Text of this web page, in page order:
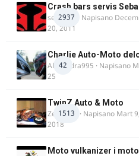
2937
Crash bars servis Seba
seba011 · Napisano
20, 2011
42
Charlie Auto-Moto
Alexandra995 · Napisano
25
1513
TwinZ Auto & Moto
Zeljkamp · Napisano Mart 9,
2018
Moto vulkanizer i moto